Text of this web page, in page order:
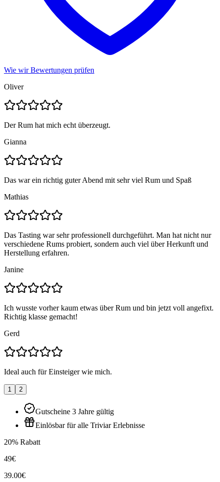
Wie wir Bewertungen prüfen
Oliver
Der Rum hat mich echt überzeugt.
Gianna
Das war ein richtig guter Abend mit sehr viel Rum und Spaß
Mathias
Das Tasting war sehr professionell durchgeführt. Man hat nicht nur
verschiedene Rums probiert, sondern auch viel über Herkunft und
Herstellung erfahren.
Janine
Ich wusste vorher kaum etwas über Rum und bin jetzt voll angefixt.
Richtig klasse gemacht!
Gerd
Ideal auch für Einsteiger wie mich.
1 2
Gutscheine 3 Jahre gültig
Einlösbar für alle Triviar Erlebnisse
20% Rabatt
49€
39.00€